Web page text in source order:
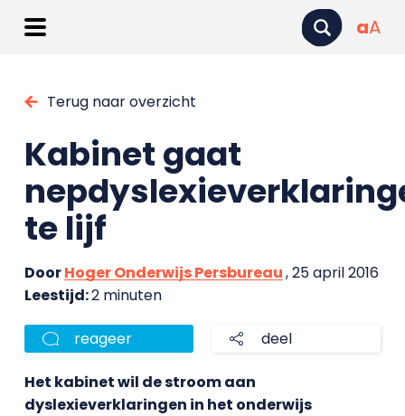
aA
Terug naar overzicht
Kabinet gaat
te lijf
DoorHoger Onderwijs Persbureau, 25 april 2016
Leestijd:2 minuten
reageer deel
Het kabinet wil de stroom aan
dyslexieverklaringen in het onderwijs